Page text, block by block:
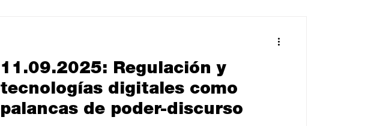
Observatorio Software del mes Cursos
11.09.2025: Regulación y
tecnologías digitales como
palancas de poder-discurso